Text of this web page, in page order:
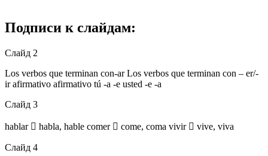
Подписи к слайдам:
Слайд 2
Los verbos que terminan con-ar Los verbos que terminan con – er/-
ir afirmativo afirmativo tú -a -e usted -e -a
Слайд 3
hablar  habla, hable comer  come, coma vivir  vive, viva
Слайд 4